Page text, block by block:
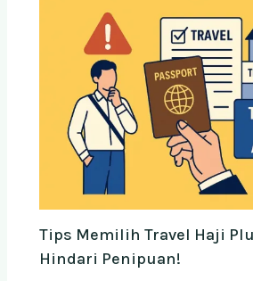
Tips Memilih Travel Haji
Hindari Penipuan!